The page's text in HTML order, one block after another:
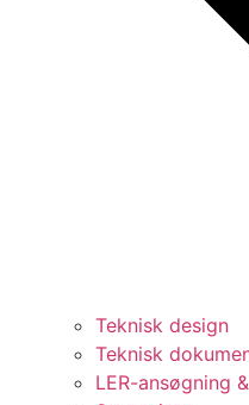
Teknisk design
Teknisk
LER-ansøgning